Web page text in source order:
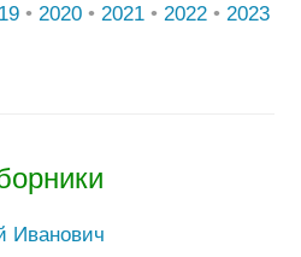
• 2020 • 2021 • 2022 • 2023
Иванович